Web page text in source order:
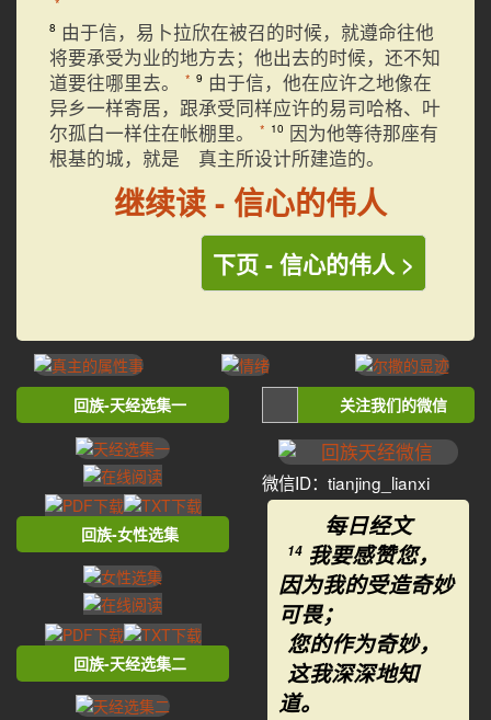
8 由于信，易卜拉欣在被召的时候，就遵命往他
将要承受为业的地方去；他出去的时候，还不知
道要往哪里去。
* 9 由于信，他在应许之地像在
异乡一样寄居，跟承受同样应许的易司哈格、叶
尔孤白一样住在帐棚里。
* 10 因为他等待那座有
根基的城，就是 真主所设计所建造的。
继续读 - 信心的伟人
下页 - 信心的伟人 >
回族-天经选集一
回族-女性选集
回族-天经选集二
关注我们的微信
微信ID：tianjing_lianxi
每日经文
14 我要感赞您，
因为我的受造奇妙
可畏；
您的作为奇妙，
这我深深地知
道。